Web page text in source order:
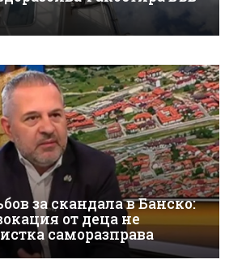
за скандала в Банско:
от деца не
саморазправа